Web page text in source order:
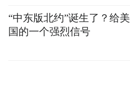
“中东版北约”诞生了？给美
国的一个强烈信号